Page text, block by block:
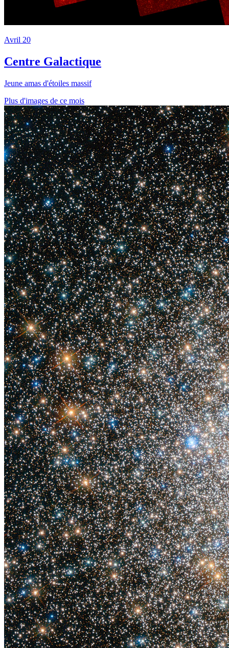
Avril 20
Centre Galactique
Jeune amas d'étoiles massif
Plus d'images de ce mois